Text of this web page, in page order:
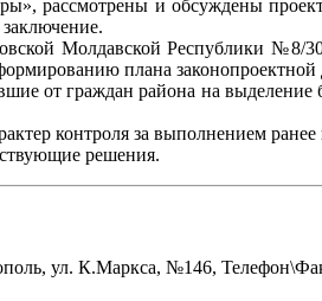
рассмотрены и обсуждены
Молдавской Республики №8/
плана законопроектной
от граждан района на
контроля за выполнением
решения.
ул. К.Маркса, №146,